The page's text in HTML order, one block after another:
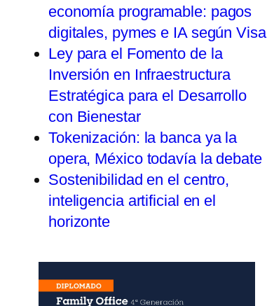
economía programable: pagos
digitales, pymes e IA según Visa
Ley para el Fomento de la
Inversión en Infraestructura
Estratégica para el Desarrollo
con Bienestar
Tokenización: la banca ya la
opera, México todavía la debate
Sostenibilidad en el centro,
inteligencia artificial en el
horizonte